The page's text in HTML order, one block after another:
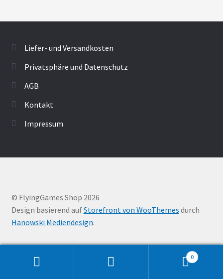
Liefer- und Versandkosten
Privatsphäre und Datenschutz
AGB
Kontakt
Impressum
© FlyingGames Shop 2026
Design basierend aufStorefront von WooThemes durch
Hanowski Mediendesign.
0